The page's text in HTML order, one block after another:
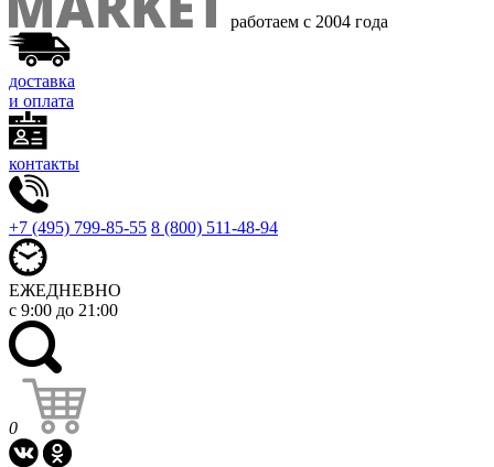
работаем с 2004 года
доставка
и оплата
контакты
+7 (495) 799-85-55 8 (800) 511-48-94
ЕЖЕДНЕВНО
с 9:00 до 21:00
0